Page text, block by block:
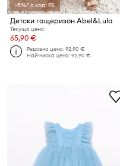
-5%* с код: FS
Детски гащеризон Abel&Lula
Текуща цена:
65,90 €
Редовна цена:92,90 €
Най-ниска цена:92,90 €